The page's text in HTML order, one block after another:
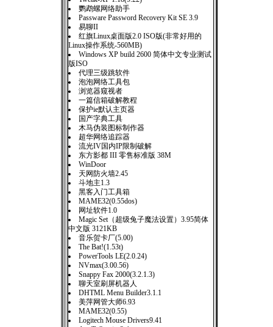
鹦鹉螺网络助手
Passware Password Recovery Kit SE 3.9
易聊II
红旗Linux桌面版2.0 ISO版(非常好用的
Linux操作系统-560MB)
Windows XP build 2600 简体中文专业测试
版ISO
代理三级跳软件
泡泡网络工具包
浏览器窥视者
一篇信箱破解教程
保护ie默认主页器
国产字典工具
木马伪装图标制作器
超华网络追踪器
流光IV国内IP限制破解
东方影都 III 零售标准版 38M
WinDoor
天网防火墙2.45
斗地主1.3
黑客入门工具箱
MAME32(0.55dos)
网址软件1.0
Magic Set（超级兔子魔法设置）3.95简体
中文版 3121KB
音乐贺卡厂(5.00)
The Bat!(1.53t)
PowerTools LE(2.0.24)
NVmax(3.00.56)
Snappy Fax 2000(3.2.1.3)
聊天室刷屏机器人
DHTML Menu Builder3.1.1
美萍网管大师6.93
MAME32(0.55)
Logitech Mouse Drivers9.41